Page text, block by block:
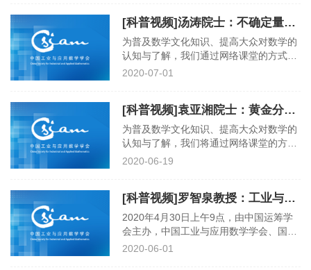
（北京大数据研究院）：数学与人工智能
青年学者报告：张林峰博士（北京大数据
研究院）：微观模拟背后的数学原理 邰骋
的生物识别
[科普视频]汤涛院士：不确定量化与科学计算
为普及数学文化知识、提高大众对数学的
认知与了解，我们通过网络课堂的方式，
邀请多位数学界知名院士专家进行科普讲
学会、中国运筹学会特别邀请汤涛院士进
行网络科普直播。汤涛院士以“不确定量
化与科学计算”为主题，带领大家走进数
年6月27日下午3点准时开启。以下为视频
2020-07-01
[科普视频]袁亚湘院士：黄金分割与优化
为普及数学文化知识、提高大众对数学的
认知与了解，我们将通过网络课堂的方
式，邀请多位数学界知名院士专家进行科
个特殊的日子里，袁亚湘院士为大家普及
了“黄金分割与优化”相关科学知识，带领
大家走进数学奇妙的世界！本场网络科普
中国工业与应用数学学会联合中国数学
2020-06-19
[科普视频]罗智泉教授：工业与应用数学之乐趣
2020年4月30日上午9点，由中国运筹学
会主办，中国工业与应用数学学会、国家
自然科学基金委数理学部、中国科学院数
2020-06-01